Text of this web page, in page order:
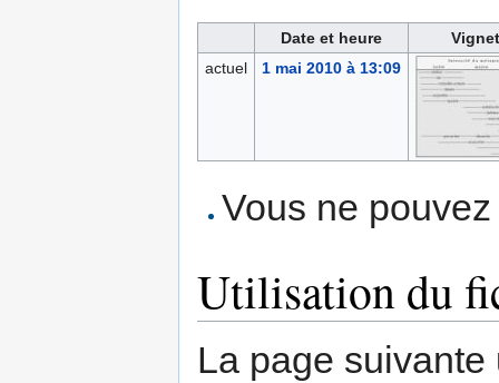
Date et heure
actuel
1 mai 2010 à 13:09
Vous ne
Utilisation du
La page